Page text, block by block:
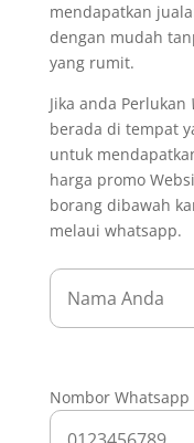
mendapatkan
dengan mudah
yang rumit.
Jika anda Perlukan
berada di tempat
untuk
harga promo
borang dibawah
melaui whatsapp.
Nombor Whatsapp